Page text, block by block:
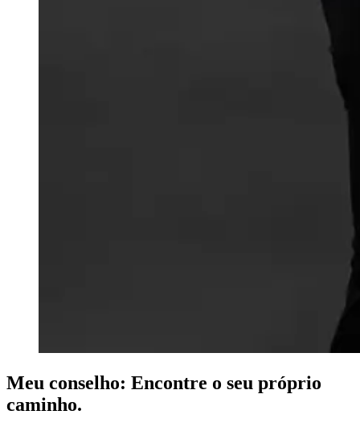
Meu conselho: Encontre o seu próprio
caminho.